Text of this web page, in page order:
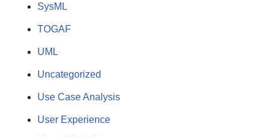
SysML
TOGAF
UML
Uncategorized
Use Case Analysis
User Experience